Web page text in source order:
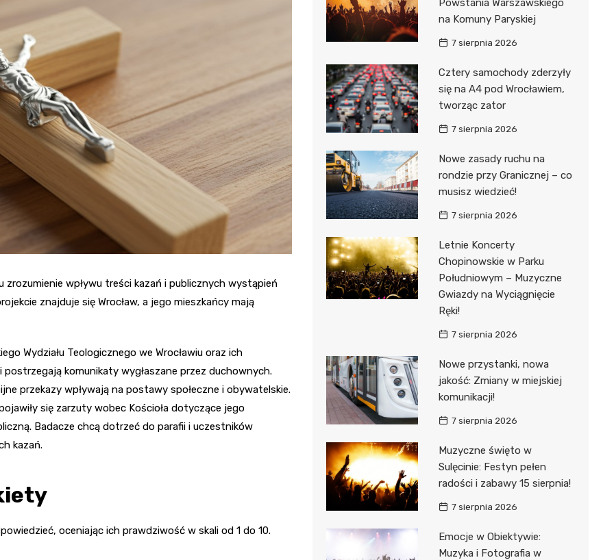
zrozumienie wpływu treści kazań i publicznych wystąpień
znajduje się Wrocław, a jego mieszkańcy mają
Wydziału Teologicznego we Wrocławiu oraz ich
komunikaty wygłaszane przez duchownych.
przekazy wpływają na postawy społeczne i obywatelskie.
się zarzuty wobec Kościoła dotyczące jego
Badacze chcą dotrzeć do parafii i uczestników
kazań.
oceniając ich prawdziwość w skali od 1 do 10.
Powstania Warszawskiego
na Komuny Paryskiej
7 sierpnia 2026
Cztery samochody zderzyły
się na A4 pod Wrocławiem,
tworząc zator
7 sierpnia 2026
Nowe zasady ruchu na
rondzie przy Granicznej – co
musisz wiedzieć!
7 sierpnia 2026
Letnie Koncerty
Chopinowskie w Parku
Południowym – Muzyczne
Gwiazdy na Wyciągnięcie
Ręki!
7 sierpnia 2026
Nowe przystanki, nowa
jakość: Zmiany w miejskiej
komunikacji!
7 sierpnia 2026
Muzyczne święto w
Sulęcinie: Festyn pełen
radości i zabawy 15 sierpnia!
7 sierpnia 2026
Emocje w Obiektywie:
Muzyka i Fotografia w